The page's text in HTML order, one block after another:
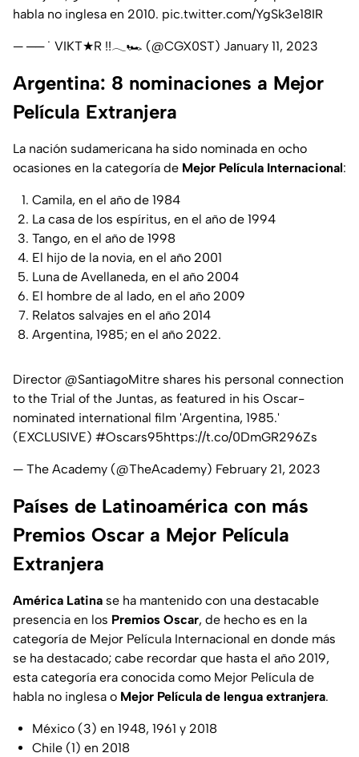
habla no inglesa en 2010. pic.twitter.com/YgSk3e18IR
— ── ˙ VIKT★R !!𓂃🏎️ (@CGX0ST) January 11, 2023
Argentina: 8 nominaciones a Mejor
Película Extranjera
La nación sudamericana ha sido nominada en ocho
ocasiones en la categoría de Mejor Película Internacional:
Camila, en el año de 1984
La casa de los espíritus, en el año de 1994
Tango, en el año de 1998
El hijo de la novia, en el año 2001
Luna de Avellaneda, en el año 2004
El hombre de al lado, en el año 2009
Relatos salvajes en el año 2014
Argentina, 1985; en el año 2022.
Director @SantiagoMitre shares his personal connection
to the Trial of the Juntas, as featured in his Oscar-
nominated international film 'Argentina, 1985.'
(EXCLUSIVE) #Oscars95https://t.co/0DmGR296Zs
— The Academy (@TheAcademy) February 21, 2023
Países de Latinoamérica con más
Premios Oscar a Mejor Película
Extranjera
América Latina se ha mantenido con una destacable
presencia en los Premios Oscar, de hecho es en la
categoría de Mejor Película Internacional en donde más
se ha destacado; cabe recordar que hasta el año 2019,
esta categoría era conocida como Mejor Película de
habla no inglesa o Mejor Película de lengua extranjera.
México (3) en 1948, 1961 y 2018
Chile (1) en 2018